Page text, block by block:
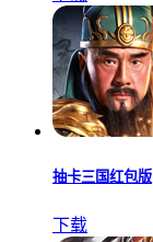
抽卡三国红包版
下载